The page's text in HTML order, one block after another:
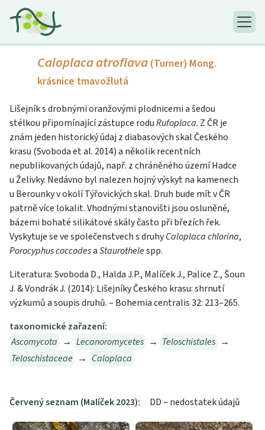
Caloplaca atroflava (Turner) Mong.
krásnice tmavožlutá
Lišejník s drobnými oranžovými plodnicemi a šedou
stélkou připomínající zástupce roduRufoplaca. Z ČR je
znám jeden historický údaj z diabasových skal Českého
krasu (Svoboda et al. 2014) a několik recentních
nepublikovaných údajů, např. z chráněného území Hadce
u Želivky. Nedávno byl nalezen hojný výskyt na kamenech
u Berounky v okolí Týřovických skal. Druh bude mít v ČR
patrně více lokalit. Vhodnými stanovišti jsou osluněné,
bázemi bohaté silikátové skály často při březích řek.
Vyskytuje se ve společenstvech s druhyCaloplaca chlorina,
Porocyphus coccodesaStaurothelespp.
Literatura: Svoboda D., Halda J.P., Malíček J., Palice Z., Šoun
J. & Vondrák J. (2014): Lišejníky Českého krasu: shrnutí
výzkumů a soupis druhů. – Bohemia centralis 32: 213–265.
taxonomické zařazení:
Ascomycota → Lecanoromycetes → Teloschistales →
Teloschistaceae → Caloplaca
Červený seznam (Malíček 2023): DD – nedostatek údajů